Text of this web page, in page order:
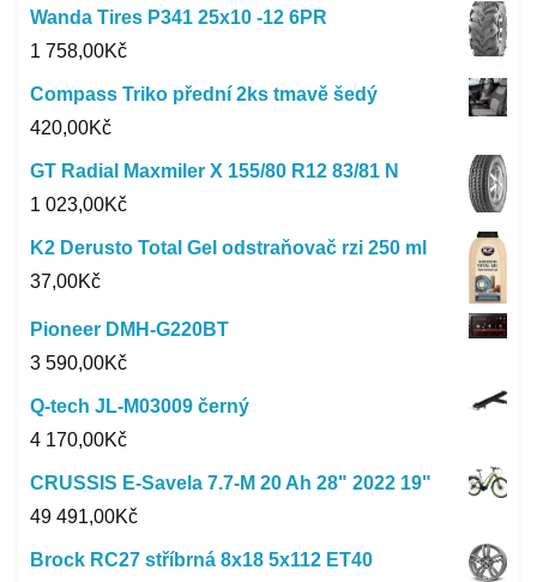
Wanda Tires P341 25x10 -12 6PR
1 758,00Kč
Compass Triko přední 2ks tmavě šedý
420,00Kč
GT Radial Maxmiler X 155/80 R12 83/81 N
1 023,00Kč
K2 Derusto Total Gel odstraňovač rzi 250 ml
37,00Kč
Pioneer DMH-G220BT
3 590,00Kč
Q-tech JL-M03009 černý
4 170,00Kč
CRUSSIS E-Savela 7.7-M 20 Ah 28" 2022 19"
49 491,00Kč
Brock RC27 stříbrná 8x18 5x112 ET40